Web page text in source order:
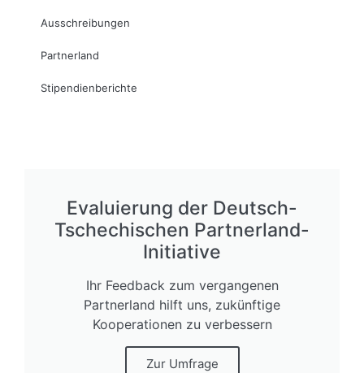
Ausschreibungen
Partnerland
Stipendienberichte
Evaluierung der Deutsch-
Tschechischen Partnerland-
Initiative
Ihr Feedback zum vergangenen
Partnerland hilft uns, zukünftige
Kooperationen zu verbessern
Zur Umfrage